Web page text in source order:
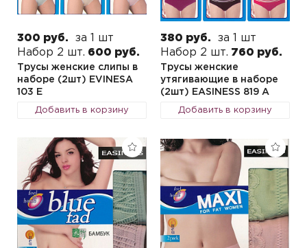
300 руб.
за 1 шт
Набор 2 шт. 600 руб.
Трусы женские слипы в
наборе (2шт) EVINESA
103 E
Добавить в корзину
380 руб.
за 1 шт
Набор 2 шт. 760 руб.
Трусы женские
утягивающие в наборе
(2шт) EASINESS 819 A
Добавить в корзину